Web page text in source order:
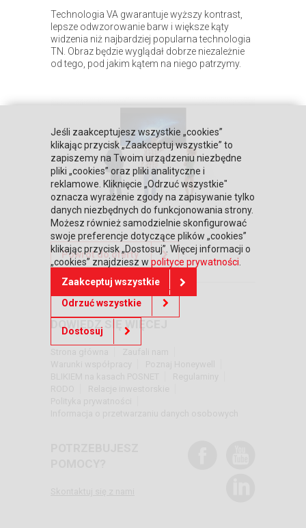
Technologia VA gwarantuje wyższy kontrast,
lepsze odwzorowanie barw i większe kąty
widzenia niż najbardziej popularna technologia
TN. Obraz będzie wyglądał dobrze niezależnie
od tego, pod jakim kątem na niego patrzymy.
Powrót do oferty
DOWIEDZ SIĘ WIĘCEJ
Jeśli zaakceptujesz wszystkie „cookies”
klikając przycisk „Zaakceptuj wszystkie” to
zapiszemy na Twoim urządzeniu niezbędne
pliki „cookies” oraz pliki analityczne i
reklamowe. Kliknięcie „Odrzuć wszystkie"
oznacza wyrażenie zgody na zapisywanie tylko
danych niezbędnych do funkcjonowania strony.
Możesz również samodzielnie skonfigurować
swoje preferencje dotyczące plików „cookies”
klikając przycisk „Dostosuj”. Więcej informacji o
„cookies” znajdziesz w polityce prywatności.
Zaakceptuj wszystkie
Odrzuć wszystkie
Dostosuj